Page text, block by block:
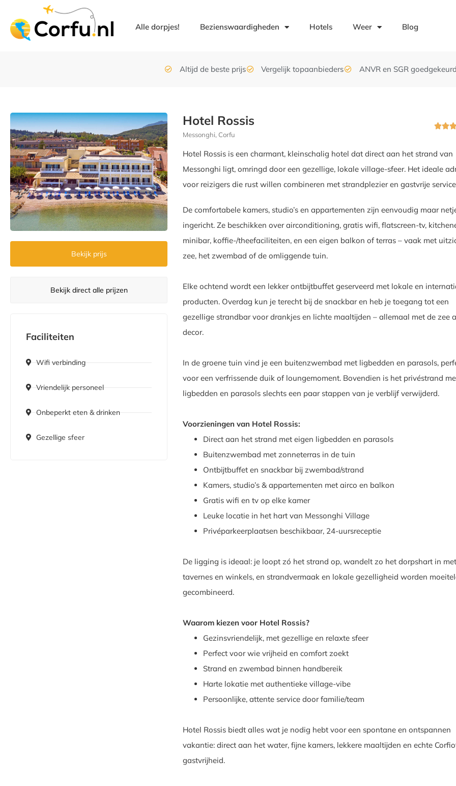
Alle dorpjes! Bezienswaardigheden Hotels Weer Blog
Altijd de beste prijs Vergelijk topaanbieders ANVR en SGR goedgekeurd
Bekijk prijs
Bekijk direct alle prijzen
Faciliteiten
Wifi verbinding
Vriendelijk personeel
Onbeperkt eten & drinken
Gezellige sfeer
Hotel Rossis
Messonghi, Corfu

Hotel Rossis is een charmant, kleinschalig hotel dat direct aan het strand van
Messonghi ligt, omringd door een gezellige, lokale village-sfeer. Het ideale
voor reizigers die rust willen combineren met strandplezier en gastvrije
De comfortabele kamers, studio’s en appartementen zijn eenvoudig maar
ingericht. Ze beschikken over airconditioning, gratis wifi, flatscreen-tv,
minibar, koffie-/theefaciliteiten, en een eigen balkon of terras – vaak met
zee, het zwembad of de omliggende tuin.
Elke ochtend wordt een lekker ontbijtbuffet geserveerd met lokale en
producten. Overdag kun je terecht bij de snackbar en heb je toegang tot een
gezellige strandbar voor drankjes en lichte maaltijden – allemaal met de zee
decor.
In de groene tuin vind je een buitenzwembad met ligbedden en parasols,
voor een verfrissende duik of loungemoment. Bovendien is het privéstrand
ligbedden en parasols slechts een paar stappen van je verblijf verwijderd.
Voorzieningen van Hotel Rossis:
Direct aan het strand met eigen ligbedden en parasols
Buitenzwembad met zonneterras in de tuin
Ontbijtbuffet en snackbar bij zwembad/strand
Kamers, studio’s & appartementen met airco en balkon
Gratis wifi en tv op elke kamer
Leuke locatie in het hart van Messonghi Village
Privéparkeerplaatsen beschikbaar, 24-uursreceptie
De ligging is ideaal: je loopt zó het strand op, wandelt zo het dorpshart in met
tavernes en winkels, en strandvermaak en lokale gezelligheid worden
gecombineerd.
Waarom kiezen voor Hotel Rossis?
Gezinsvriendelijk, met gezellige en relaxte sfeer
Perfect voor wie vrijheid en comfort zoekt
Strand en zwembad binnen handbereik
Harte lokatie met authentieke village-vibe
Persoonlijke, attente service door familie/team
Hotel Rossis biedt alles wat je nodig hebt voor een spontane en ontspannen
vakantie: direct aan het water, fijne kamers, lekkere maaltijden en echte
gastvrijheid.